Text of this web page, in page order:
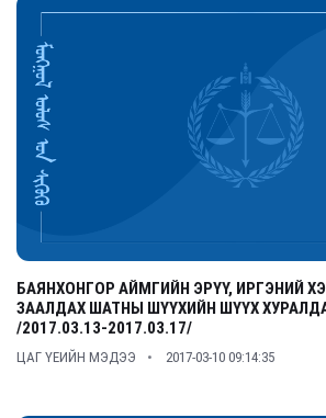
БАЯНХОНГОР АЙМГИЙН ЭРҮҮ, ИРГЭНИЙ
ЗААЛДАХ ШАТНЫ ШҮҮХИЙН ШҮҮХ
/2017.03.13-2017.03.17/
ЦАГ ҮЕИЙН МЭДЭЭ 2017-03-10 09:14:35